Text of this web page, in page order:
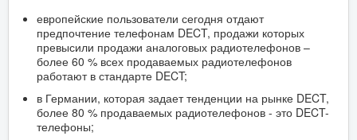
европейские пользователи сегодня отдают
предпочтение телефонам DECT, продажи которых
превысили продажи аналоговых радиотелефонов –
более 60 % всех продаваемых радиотелефонов
работают в стандарте DECT;
в Германии, которая задает тенденции на рынке DECT,
более 80 % продаваемых радиотелефонов - это DECT-
телефоны;